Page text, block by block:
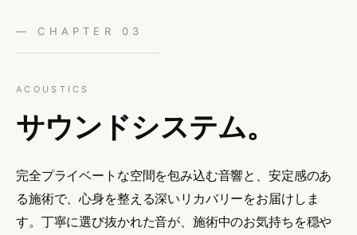
— CHAPTER 03
ACOUSTICS
サウンドシステム。
完全プライベートな空間を包み込む音響と、安定感のあ
る施術で、心身を整える深いリカバリーをお届けしま
す。丁寧に選び抜かれた音が、施術中のお気持ちを穏や